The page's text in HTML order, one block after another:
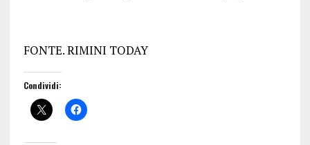
FONTE. RIMINI TODAY
Condividi: